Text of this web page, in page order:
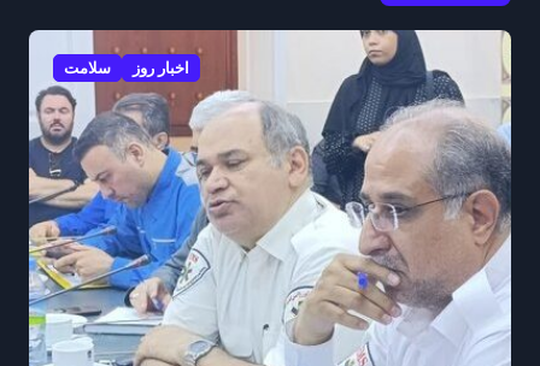
اخبار روز سلامت